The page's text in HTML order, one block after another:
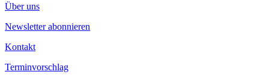
Über uns
Newsletter abonnieren
Kontakt
Terminvorschlag